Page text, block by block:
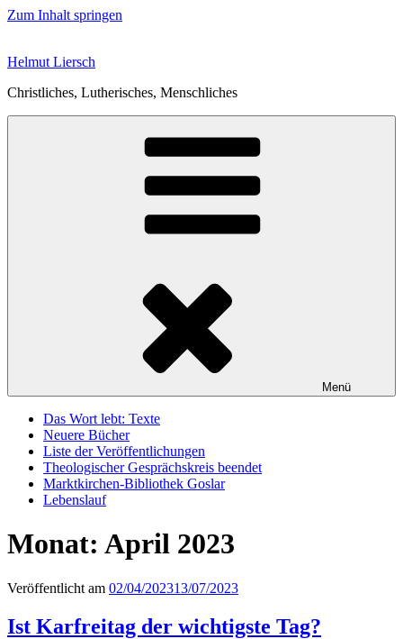
Zum Inhalt springen
Helmut Liersch
Christliches, Lutherisches, Menschliches
Menü
Das Wort lebt: Texte
Neuere Bücher
Liste der Veröffentlichungen
Theologischer Gesprächskreis beendet
Marktkirchen-Bibliothek Goslar
Lebenslauf
Monat: April 2023
Veröffentlicht am 02/04/202313/07/2023
Ist Karfreitag der wichtigste Tag?